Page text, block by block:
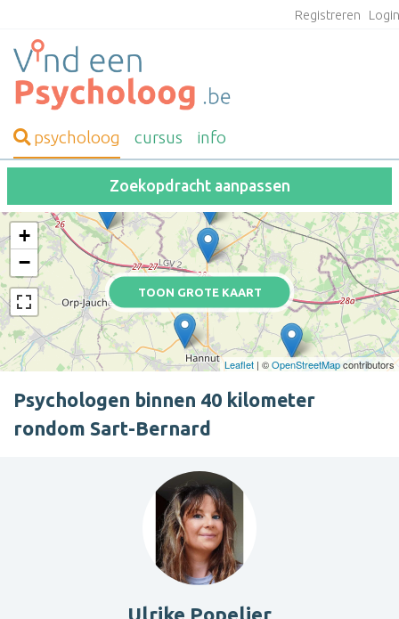
Registreren
psycholoog cursus info
Zoekopdracht aanpassen
TOON GROTE KAART
+
−
Leaflet | ©OpenStreetMapcontributors
Psychologen binnen 40 kilometer
rondom Sart-Bernard
Ulrike Popelier